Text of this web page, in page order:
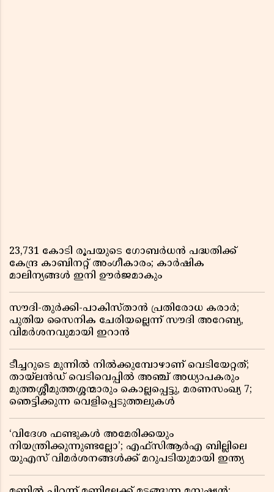
23,731 കോടി രൂപയുടെ ഗോബർധൻ പദ്ധതിക്ക്
കേന്ദ്ര കാബിനറ്റ് അംഗീകാരം; കാർഷിക
മാലിന്യങ്ങൾ ഇനി ഊർജമാകും
സൗദി-തുർക്കി-പാകിസ്താൻ പ്രതിരോധ കരാർ;
പുതിയ സൈനിക ചേരിയല്ലെന്ന് സൗദി അറേബ്യ,
വിമർശനവുമായി ഇറാൻ
ടീച്ചറുടെ മുന്നിൽ നിൽക്കുമ്പോഴാണ് വെടിയേറ്റത്;
തായ്‌ലൻഡ് വെടിവെപ്പിൽ അഞ്ച് അധ്യാപകരും
മുത്തശ്ശീമുത്തശ്ശന്മാരും കൊല്ലപ്പെട്ടു, മരണസംഖ്യ 7;
ഞെട്ടിക്കുന്ന വെളിപ്പെടുത്തലുകൾ
‘വിദേശ ഫണ്ടുകൾ അമേരിക്കയും
നിയന്ത്രിക്കുന്നുണ്ടല്ലോ’; എഫ്സിആർഎ ബില്ലിലെ
യുഎസ് വിമർശനങ്ങൾക്ക് മറുപടിയുമായി ഇന്ത്യ